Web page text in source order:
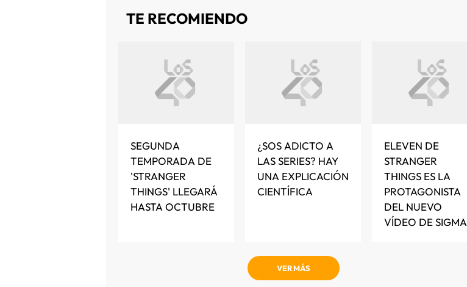
TE RECOMIENDO
SEGUNDA
TEMPORADA DE
'STRANGER
THINGS' LLEGARÁ
HASTA OCTUBRE
¿SOS ADICTO A
LAS SERIES? HAY
UNA EXPLICACIÓN
CIENTÍFICA
ELEVEN DE
STRANGER
THINGS ES LA
PROTAGONISTA
DEL NUEVO
VÍDEO DE SIGMA
VER MÁS